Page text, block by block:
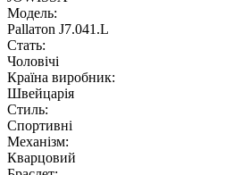
Модель:
Раllатоn J7.041.L
Стать:
Чоловічі
Країна виробник:
Швейцарія
Стиль:
Спортивні
Механізм:
Кварцовий